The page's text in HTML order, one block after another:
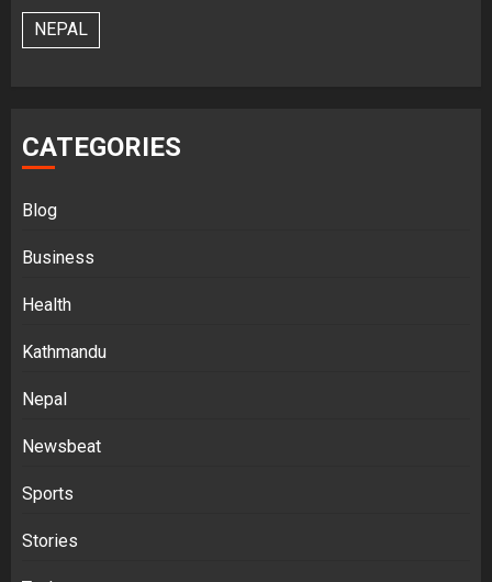
NEPAL
CATEGORIES
Blog
Business
Health
Kathmandu
Nepal
Newsbeat
Sports
Stories